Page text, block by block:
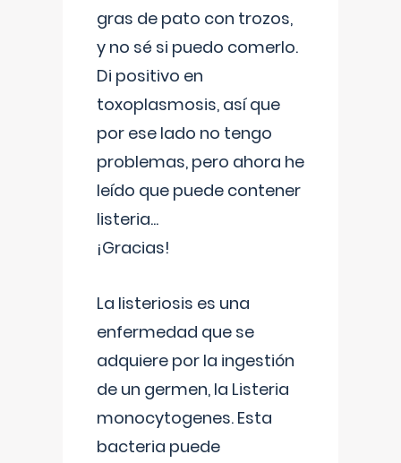
gras de pato con trozos,
y no sé si puedo comerlo.
Di positivo en
toxoplasmosis, así que
por ese lado no tengo
problemas, pero ahora he
leído que puede contener
listeria...
¡Gracias!
La listeriosis es una
enfermedad que se
adquiere por la ingestión
de un germen, la Listeria
monocytogenes. Esta
bacteria puede